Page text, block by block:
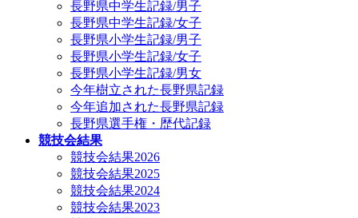
長野県中学生記録/男子
長野県中学生記録/女子
長野県小学生記録/男子
長野県小学生記録/女子
長野県小学生記録/男女
今年樹立された長野県記録
今年追加された長野県記録
長野県選手権・歴代記録
競技会結果
競技会結果2026
競技会結果2025
競技会結果2024
競技会結果2023